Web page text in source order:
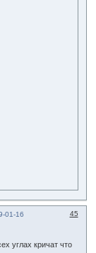
45
01-16
углах кричат что